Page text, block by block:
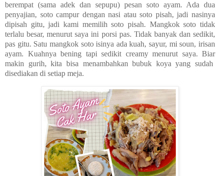
berempat (sama adek dan sepupu) pesan soto ayam. Ada dua
penyajian, soto campur dengan nasi atau soto pisah, jadi nasinya
dipisah gitu, jadi kami memilih soto pisah. Mangkok soto tidak
terlalu besar, menurut saya ini porsi pas. Tidak banyak dan sedikit,
pas gitu. Satu mangkok soto isinya ada kuah, sayur, mi soun, irisan
ayam. Kuahnya bening tapi sedikit creamy menurut saya. Biar
makin gurih, kita bisa menambahkan bubuk koya yang sudah
disediakan di setiap meja.